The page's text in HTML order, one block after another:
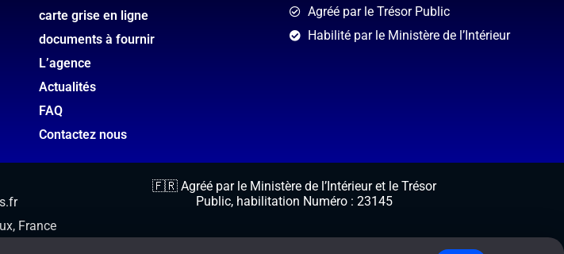
carte grise en ligne
documents à fournir
L’agence
Actualités
FAQ
Contactez nous
Agréé par le Trésor Public
Habilité par le Ministère de l’Intérieur
France
🇫🇷 Agréé par le Ministère de l’Intérieur et le Trésor
Public, habilitation Numéro : 23145